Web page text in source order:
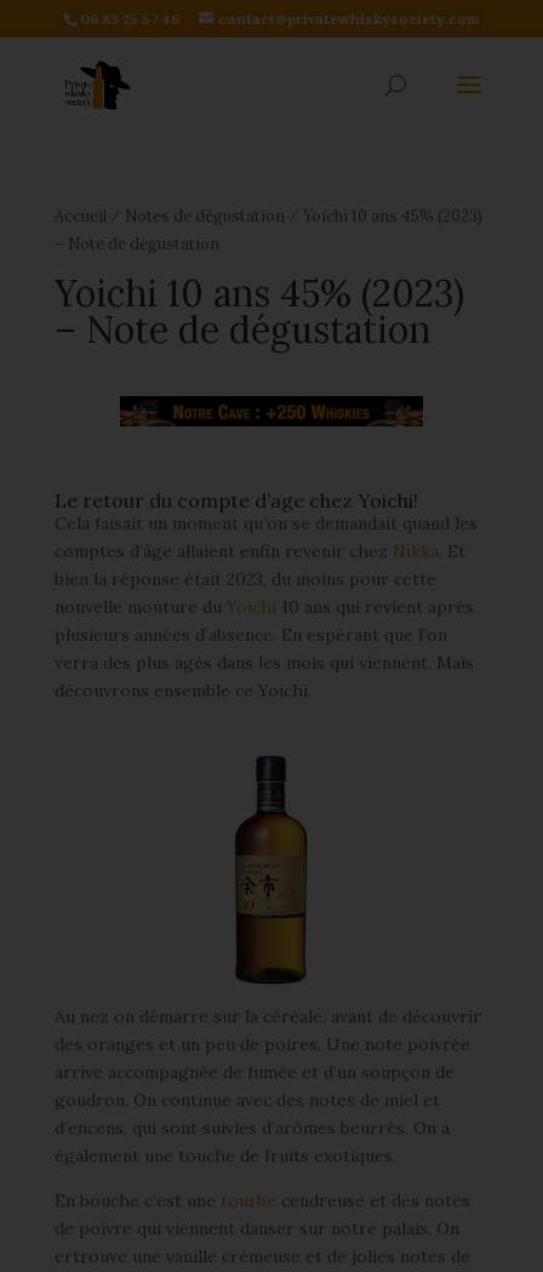
06 83 25 57 46 contact@privatewhiskysociety.com
Accueil Notes de dégustation
Yoichi 10 ans 45% (2023)
– Note de dégustation
Yoichi 10 ans 45% (2023)
– Note de dégustation
Le retour du compte d’age chez Yoichi!
Cela faisait un moment qu’on se demandait quand les
comptes d’âge allaient enfin revenir chez Nikka. Et
bien la réponse était 2023, du moins pour cette
nouvelle mouture du Yoichi 10 ans qui revient après
plusieurs années d’absence. En espérant que l’on
verra des plus agés dans les mois qui viennent. Mais
découvrons ensemble ce Yoichi.
Au nez on démarre sur la céréale, avant de découvrir
des oranges et un peu de poires. Une note poivrée
arrive accompagnée de fumée et d’un soupçon de
goudron. On continue avec des notes de miel et
d’encens, qui sont suivies d’arômes beurrés. On a
également une touche de fruits exotiques.
En bouche c’est une tourbe cendreuse et des notes
de poivre qui viennent danser sur notre palais. On
ertrouve une vanille crémeuse et de jolies notes de